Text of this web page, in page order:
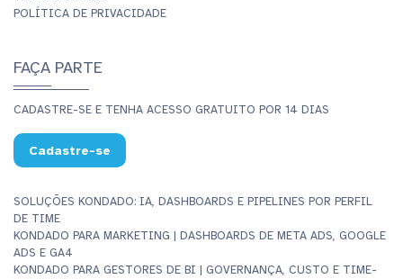
POLÍTICA DE PRIVACIDADE
FAÇA PARTE
CADASTRE-SE E TENHA ACESSO GRATUITO POR 14 DIAS
Cadastre-se
SOLUÇÕES KONDADO: IA, DASHBOARDS E PIPELINES POR PERFIL
DE TIME
KONDADO PARA MARKETING | DASHBOARDS DE META ADS, GOOGLE
ADS E GA4
KONDADO PARA GESTORES DE BI | GOVERNANÇA, CUSTO E TIME-